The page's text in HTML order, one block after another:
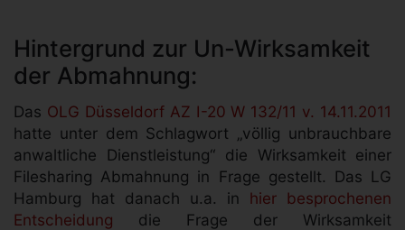
Hintergrund zur Un-Wirksamkeit
der Abmahnung:
Das OLG Düsseldorf AZ I-20 W 132/11 v. 14.11.2011
hatte unter dem Schlagwort „völlig unbrauchbare
anwaltliche Dienstleistung“ die Wirksamkeit einer
Filesharing Abmahnung in Frage gestellt. Das LG
Hamburg hat danach u.a. in hier besprochenen
Entscheidung die Frage der Wirksamkeit